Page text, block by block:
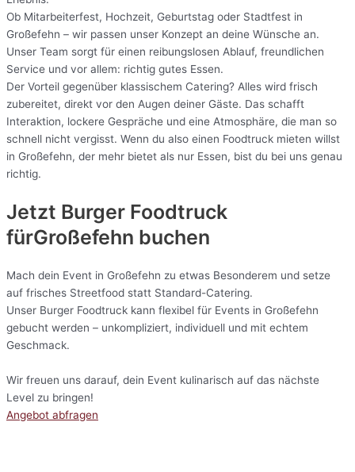
Ob Mitarbeiterfest, Hochzeit, Geburtstag oder Stadtfest in
Großefehn – wir passen unser Konzept an deine Wünsche an.
Unser Team sorgt für einen reibungslosen Ablauf, freundlichen
Service und vor allem: richtig gutes Essen.
Der Vorteil gegenüber klassischem Catering? Alles wird frisch
zubereitet, direkt vor den Augen deiner Gäste. Das schafft
Interaktion, lockere Gespräche und eine Atmosphäre, die man so
schnell nicht vergisst. Wenn du also einen Foodtruck mieten willst
in Großefehn, der mehr bietet als nur Essen, bist du bei uns genau
richtig.
Jetzt Burger Foodtruck
fürGroßefehn buchen
Mach dein Event in Großefehn zu etwas Besonderem und setze
auf frisches Streetfood statt Standard-Catering.
Unser Burger Foodtruck kann flexibel für Events in Großefehn
gebucht werden – unkompliziert, individuell und mit echtem
Geschmack.
Wir freuen uns darauf, dein Event kulinarisch auf das nächste
Level zu bringen!
Angebot abfragen